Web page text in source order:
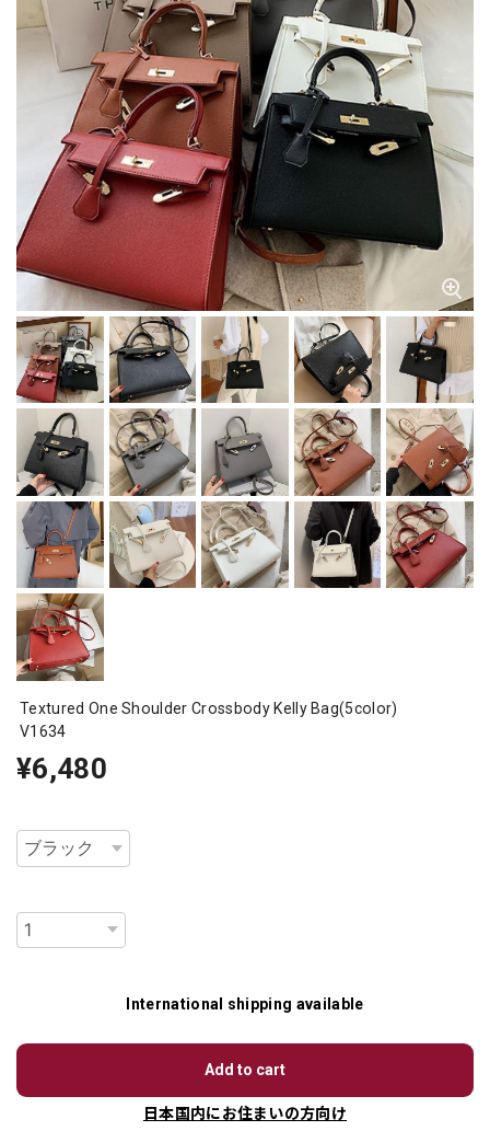
Textured One Shoulder Crossbody Kelly Bag(5color)
V1634
¥6,480
International shipping available
Add to cart
日本国内にお住まいの方向け